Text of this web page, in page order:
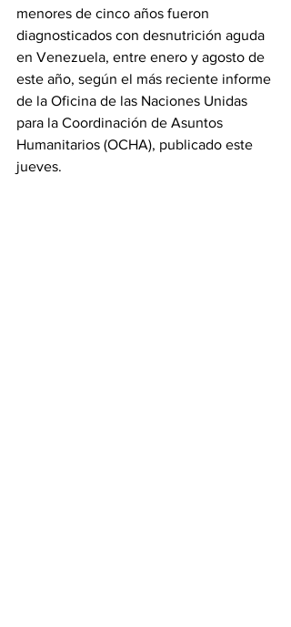
menores de cinco años fueron
diagnosticados con desnutrición aguda
en Venezuela, entre enero y agosto de
este año, según el más reciente informe
de la Oficina de las Naciones Unidas
para la Coordinación de Asuntos
Humanitarios (OCHA), publicado este
jueves.